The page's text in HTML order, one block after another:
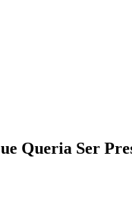
Queria Ser